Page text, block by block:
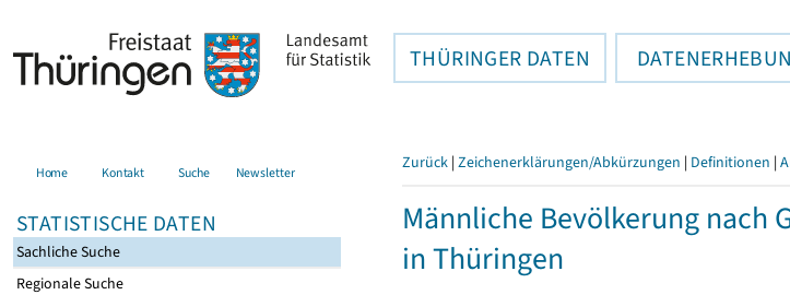
THÜRINGER DATEN
Home Kontakt Suche Newsletter
STATISTISCHE DATEN
Sachliche Suche
Regionale Suche
Zurück | Zeichenerklärungen/Abkürzungen | Definitionen |
Männliche Bevölkerung nach
in Thüringen